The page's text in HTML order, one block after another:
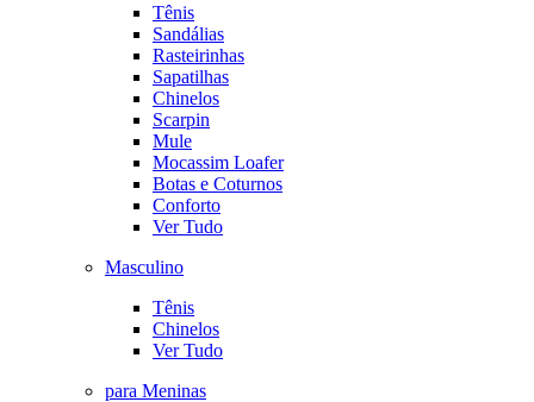
Tênis
Sandálias
Rasteirinhas
Sapatilhas
Chinelos
Scarpin
Mule
Mocassim Loafer
Botas e Coturnos
Conforto
Ver Tudo
Masculino
Tênis
Chinelos
Ver Tudo
para Meninas